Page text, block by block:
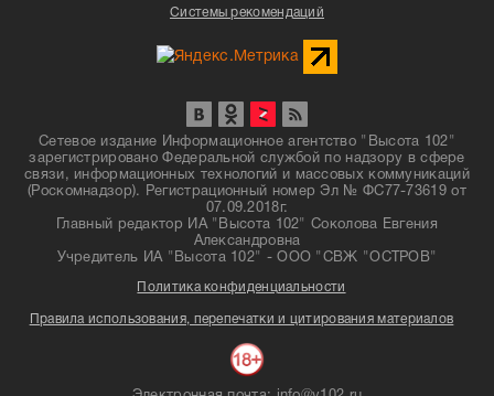
Системы рекомендаций
Сетевое издание Информационное агентство "Высота 102"
зарегистрировано Федеральной службой по надзору в сфере
связи, информационных технологий и массовых коммуникаций
(Роскомнадзор). Регистрационный номер Эл № ФС77-73619 от
07.09.2018г.
Главный редактор ИА "Высота 102" Соколова Евгения
Александровна
Учредитель ИА "Высота 102" - ООО "СВЖ "ОСТРОВ"
Политика конфиденциальности
Правила использования, перепечатки и цитирования материалов